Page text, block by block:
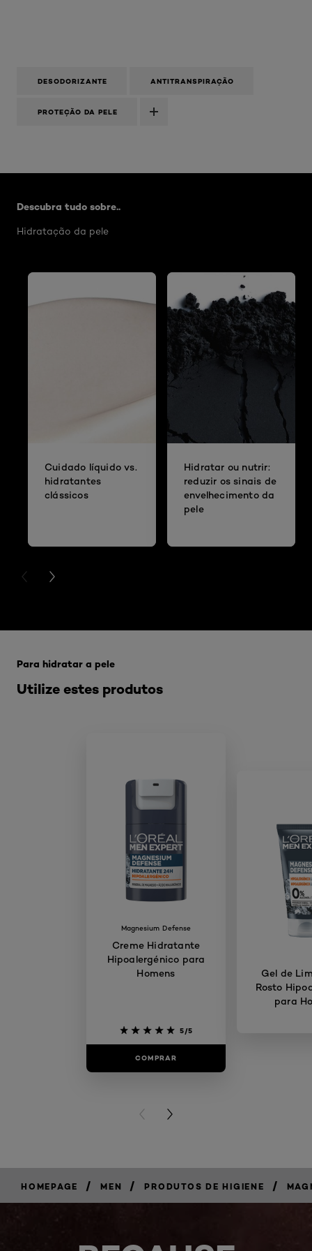
DESODORIZANTE ANTITRANSPIRAÇÃO
PROTEÇÃO DA PELE
Descubra tudo sobre..
Hidratação da pele
Cuidado líquido vs.
hidratantes
clássicos
Hidratar ou nutrir:
reduzir os sinais de
envelhecimento da
pele
PREVIOUS CARD
NEXT CARD
Utilize estes produtos
Para hidratar a pele
Magnesium Defense
Creme Hidratante
Hipoalergénico para
Homens
5/5
COMPRAR
Gel de
Rosto
para
PREVIOUS CARD
NEXT CARD
HOMEPAGE / MEN / PRODUTOS DE HIGIENE /